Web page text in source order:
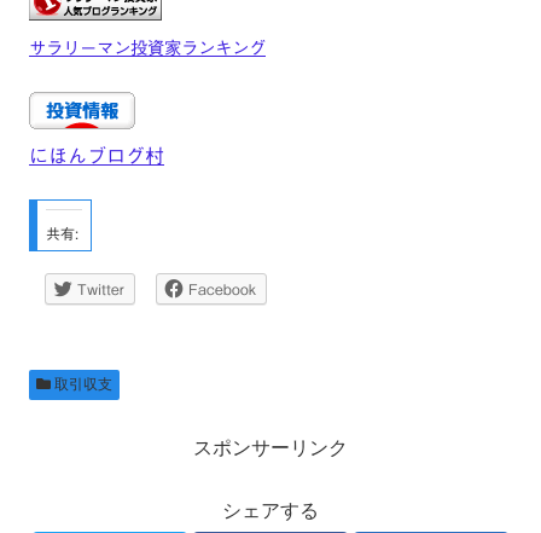
サラリーマン投資家ランキング
にほんブログ村
共有:
Twitter Facebook
取引収支
スポンサーリンク
シェアする